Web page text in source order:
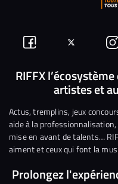
Suivez-
nous
Facebook
Suivez-
nous
sur
Twitter
RIFFX
artistes et
Actus, tremplins, jeux
aide à la
mise en avant de talents…
aiment et ceux qui font la
Prolongez